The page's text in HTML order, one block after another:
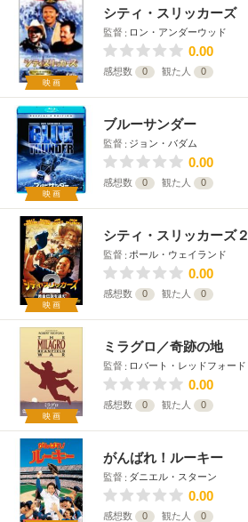
映画
シティ・スリッカーズ
監督 ロン・アンダーウッド
0.00
感想数 0 観た人 0
映画
ブルーサンダー
監督 ジョン・バダム
0.00
感想数 0 観た人 0
映画
シティ・スリッカーズ
監督 ポール・ウェイランド
0.00
感想数 0 観た人 0
映画
ミラグロ／奇跡の地
監督 ロバート・レッドフォード
0.00
感想数 0 観た人 0
がんばれ！ルーキー
監督 ダニエル・スターン
0.00
感想数 0 観た人 0